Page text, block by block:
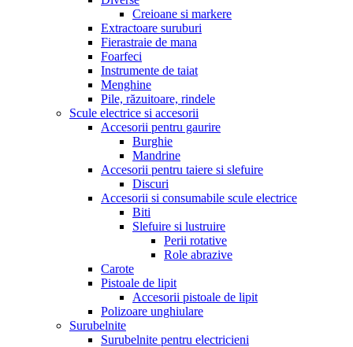
Creioane si markere
Extractoare suruburi
Fierastraie de mana
Foarfeci
Instrumente de taiat
Menghine
Pile, răzuitoare, rindele
Scule electrice si accesorii
Accesorii pentru gaurire
Burghie
Mandrine
Accesorii pentru taiere si slefuire
Discuri
Accesorii si consumabile scule electrice
Biti
Slefuire si lustruire
Perii rotative
Role abrazive
Carote
Pistoale de lipit
Accesorii pistoale de lipit
Polizoare unghiulare
Surubelnite
Surubelnite pentru electricieni